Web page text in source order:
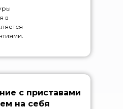
в
с приставами
на себя